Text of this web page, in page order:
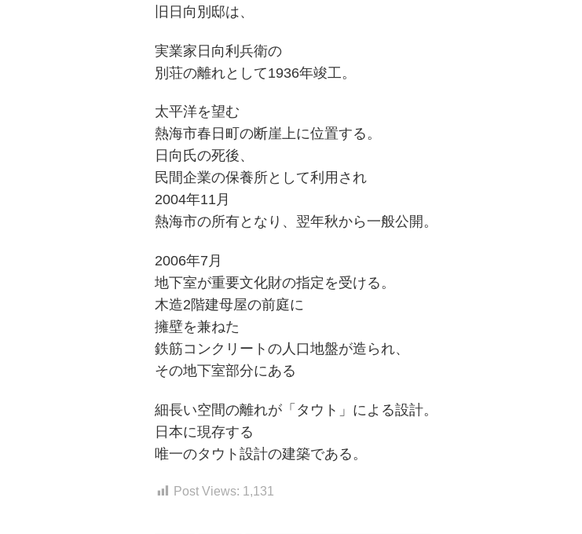
旧日向別邸は、
実業家日向利兵衛の
別荘の離れとして1936年竣工。
太平洋を望む
熱海市春日町の断崖上に位置する。
日向氏の死後、
民間企業の保養所として利用され
2004年11月
熱海市の所有となり、翌年秋から一般公開。
2006年7月
地下室が重要文化財の指定を受ける。
木造2階建母屋の前庭に
擁壁を兼ねた
鉄筋コンクリートの人口地盤が造られ、
その地下室部分にある
細長い空間の離れが「タウト」による設計。
日本に現存する
唯一のタウト設計の建築である。
Post Views: 1,131